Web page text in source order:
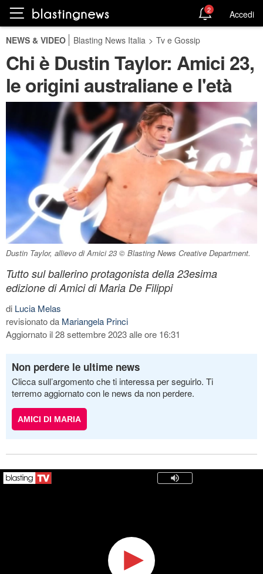
2 Accedi
NEWS & VIDEO Blasting News Italia > Tv e Gossip
Chi è Dustin Taylor: Amici 23,
le origini australiane e l'età
Dustin Taylor, allievo di Amici 23 © Blasting News Creative Department.
Tutto sul ballerino protagonista della 23esima
edizione di Amici di Maria De Filippi
di Lucia Melas
revisionato da Mariangela Princi
Aggiornato il 28 settembre 2023 alle ore 16:31
Non perdere le ultime news
Clicca sull’argomento che ti interessa per seguirlo. Ti
terremo aggiornato con le news da non perdere.
AMICI DI MARIA